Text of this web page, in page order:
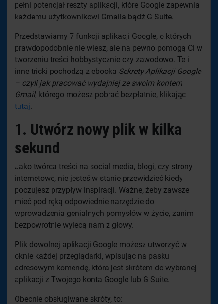
pełni potencjał reszty aplikacji, które Google zapewnia
każdemu użytkownikowi Gmaila bądź G Suite.
Przedstawiamy 7 funkcji aplikacji Google, o których
prawdopodobnie nie wiesz, ale na pewno pomogą Ci w
tworzeniu treści hobbystycznie czy zawodowo. Te i
inne tricki pochodzą z ebooka Sekrety Aplikacji Google
– czyli jak pracować wydajniej ze swoim kontem
Gmail, którego możesz pobrać bezpłatnie, klikając
tutaj.
1. Utwórz nowy plik w kilka
sekund
Jako twórca treści na social media, blogi, czy strony
internetowe, nie jesteś w stanie przewidzieć kiedy
poczujesz przypływ inspiracji. Ważne, żeby zawsze
mieć pod ręką odpowiednie narzędzie do
wprowadzenia genialnych pomysłów w życie, zanim
bezpowrotnie wylecą nam z głowy.
Plik dowolnej aplikacji Google możesz utworzyć w
oknie każdej przeglądarki, wpisując na pasku
adresowym komendę, która jest skrótem do wybranej
aplikacji z Twojego konta Google lub G Suite.
Obecnie obsługiwane skróty, to: